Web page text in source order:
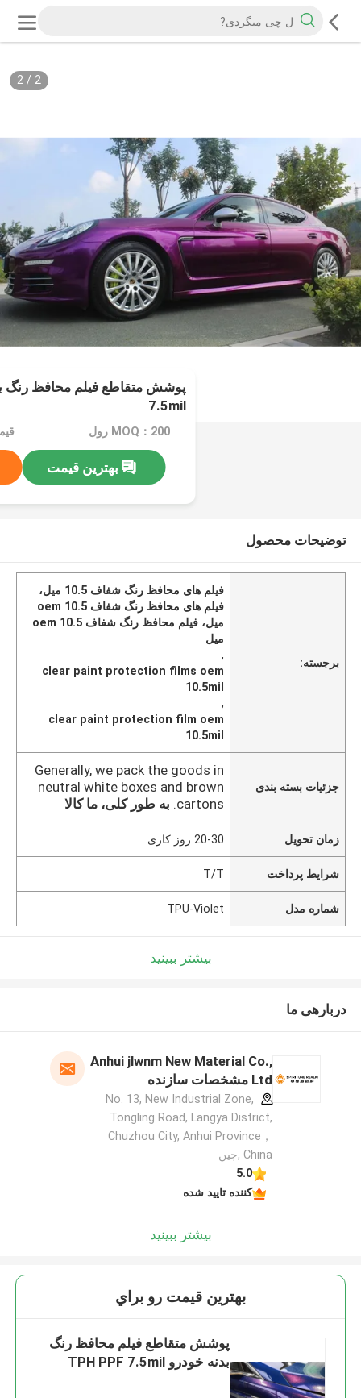
2
/
2
7.5mil
MOQ：200 رول
بهترین قیمت
توضیحات محصول
برجسته:
فیلم های محافظ رنگ شفاف 10.5 میل،
فیلم های محافظ رنگ شفاف oem 10.5
میل، فیلم محافظ رنگ شفاف oem 10.5
میل
,
clear paint protection films oem
10.5mil
,
clear paint protection film oem
10.5mil
جزئیات بسته بندی
Generally, we pack the goods in
neutral white boxes and brown
cartons. به طور کلی، ما کالا
زمان تحویل 20-30 روز کاری
شرایط پرداخت T/T
شماره مدل TPU-Violet
بیشتر ببینید
دربارهی ما
Anhui jlwnm New Material Co.,
Ltd مشخصات سازنده
No. 13, New Industrial Zone,
Tongling Road, Langya District,
Chuzhou City, Anhui Province，
China ,چین
5.0
کننده تایید شده
بیشتر ببینید
بهترين قيمت رو براي
پوشش متقاطع فیلم محافظ رنگ
بدنه خودرو TPH PPF 7.5mil